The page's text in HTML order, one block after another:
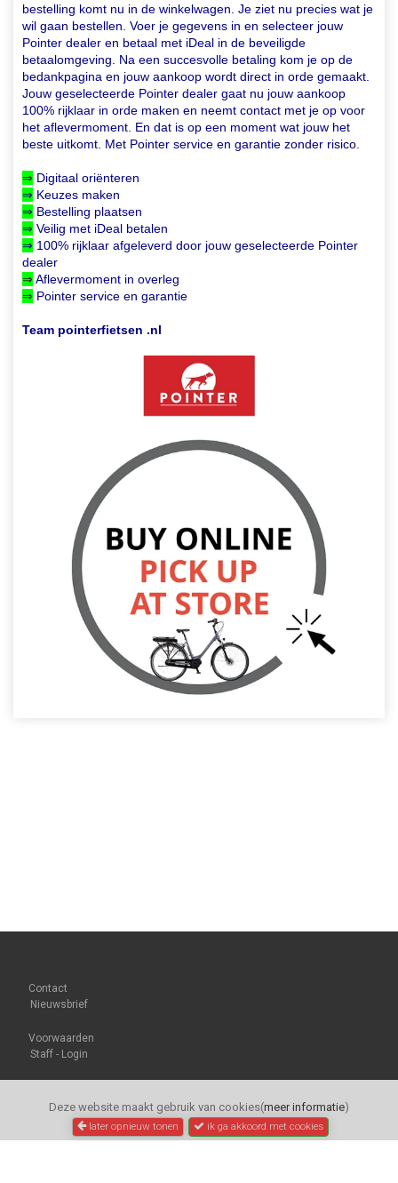
bestelling komt nu in de winkelwagen. Je ziet nu precies wat je
wil gaan bestellen. Voer je gegevens in en selecteer jouw
Pointer dealer en betaal met iDeal in de beveiligde
betaalomgeving. Na een succesvolle betaling kom je op de
bedankpagina en jouw aankoop wordt direct in orde gemaakt.
Jouw geselecteerde Pointer dealer gaat nu jouw aankoop
100% rijklaar in orde maken en neemt contact met je op voor
het aflevermoment. En dat is op een moment wat jouw het
beste uitkomt. Met Pointer service en garantie zonder risico.
⇒ Digitaal oriënteren
⇒ Keuzes maken
⇒ Bestelling plaatsen
⇒ Veilig met iDeal betalen
⇒ 100% rijklaar afgeleverd door jouw geselecteerde Pointer
dealer
⇒ Aflevermoment in overleg
⇒ Pointer service en garantie
Team pointerfietsen .nl
Deze website maakt gebruik van cookies(meer informatie)
later opnieuw tonen ik ga akkoord met cookies
Contact
Nieuwsbrief
Voorwaarden
Staff - Login